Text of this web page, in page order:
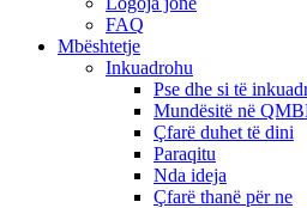
FAQ
Mbështetje
Inkuadrohu
Pse dhe si të
Mundësitë në
Çfarë duhet të dini
Paraqitu
Nda ideja
Çfarë thanë për ne